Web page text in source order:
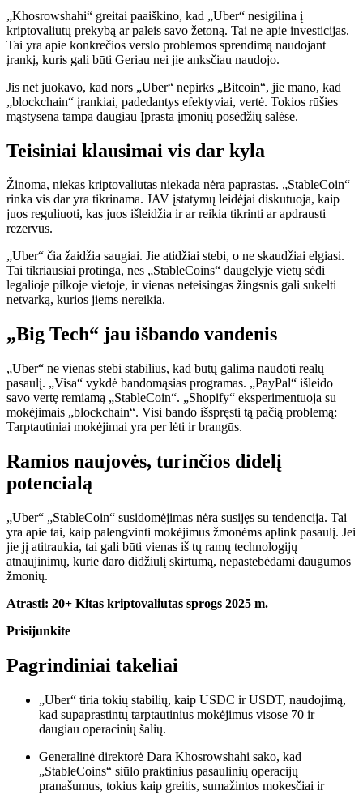
„Khosrowshahi“ greitai paaiškino, kad „Uber“ nesigilina į
kriptovaliutų prekybą ar paleis savo žetoną. Tai ne apie investicijas.
Tai yra apie konkrečios verslo problemos sprendimą naudojant
įrankį, kuris gali būti Geriau nei jie anksčiau naudojo.
Jis net juokavo, kad nors „Uber“ nepirks „Bitcoin“, jie mano, kad
„blockchain“ įrankiai, padedantys efektyviai, vertė. Tokios rūšies
mąstysena tampa daugiau Įprasta įmonių posėdžių salėse.
Teisiniai klausimai vis dar kyla
Žinoma, niekas kriptovaliutas niekada nėra paprastas. „StableCoin“
rinka vis dar yra tikrinama. JAV įstatymų leidėjai diskutuoja, kaip
juos reguliuoti, kas juos išleidžia ir ar reikia tikrinti ar apdrausti
rezervus.
„Uber“ čia žaidžia saugiai. Jie atidžiai stebi, o ne skaudžiai elgiasi.
Tai tikriausiai protinga, nes „StableCoins“ daugelyje vietų sėdi
legalioje pilkoje vietoje, ir vienas neteisingas žingsnis gali sukelti
netvarką, kurios jiems nereikia.
„Big Tech“ jau išbando vandenis
„Uber“ ne vienas stebi stabilius, kad būtų galima naudoti realų
pasaulį. „Visa“ vykdė bandomąsias programas. „PayPal“ išleido
savo vertę remiamą „StableCoin“. „Shopify“ eksperimentuoja su
mokėjimais „blockchain“. Visi bando išspręsti tą pačią problemą:
Tarptautiniai mokėjimai yra per lėti ir brangūs.
Ramios naujovės, turinčios didelį
potencialą
„Uber“ „StableCoin“ susidomėjimas nėra susijęs su tendencija. Tai
yra apie tai, kaip palengvinti mokėjimus žmonėms aplink pasaulį. Jei
jie jį atitraukia, tai gali būti vienas iš tų ramų technologijų
atnaujinimų, kurie daro didžiulį skirtumą, nepastebėdami daugumos
žmonių.
Atrasti: 20+ Kitas kriptovaliutas sprogs 2025 m.
Prisijunkite
Pagrindiniai takeliai
„Uber“ tiria tokių stabilių, kaip USDC ir USDT, naudojimą,
kad supaprastintų tarptautinius mokėjimus visose 70 ir
daugiau operacinių šalių.
Generalinė direktorė Dara Khosrowshahi sako, kad
„StableCoins“ siūlo praktinius pasaulinių operacijų
pranašumus, tokius kaip greitis, sumažintos mokesčiai ir